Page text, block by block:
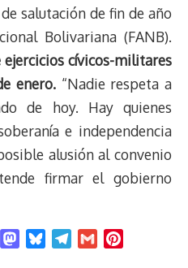
salutación de fin de año
Bolivariana (FANB).
ejercicios cívicos-militares
enero. “Nadie respeta a
de hoy. Hay quienes
e independencia
alusión al convenio
firmar el gobierno
M